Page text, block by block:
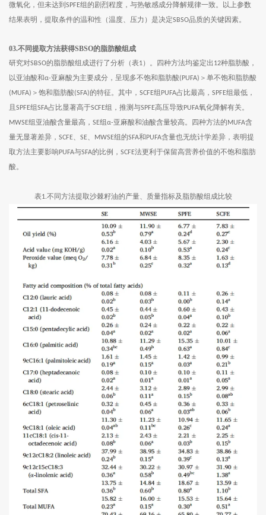
微氧化，但未达到 SPFE组的剧烈程度，与热敏感成分降解规律一致。以上参数
结果表明，提取条件的温和性（温度、压力）是决定SBSO品质的关键因素。
03.不同提取方法获得SBSO的脂肪酸组成
研究对SBSO的脂肪酸组成进行了分析（表1）。四种方法均鉴定出 12种脂肪酸，
以亚油酸和α-亚麻酸为主要成分，呈现多不饱和脂肪酸(PUFA) ＞单不饱和脂肪酸
(MUFA) ＞饱和脂肪酸(SFA)的特征。其中， SCFE组 PUFA占比最高， SPFE组最低，
且 SPFE组SFA占比显著高于SCFE组，推测与SPFE高压导致PUFA氧化降解有关。
MWSE组亚油酸含量最高， SE组α-亚麻酸和油酸含量较高。四种方法的 MUFA含
量无显著差异， SCFE、 SE、 MWSE组的SFA和 PUFA含量也无统计学差异，表明提
取方法主要影响 PUFA与SFA的比例， SCFE法更利于保留高营养价值的不饱和脂肪
酸。
表1.不同方法提取沙棘籽油的产量、质量指标及脂肪酸组成比较